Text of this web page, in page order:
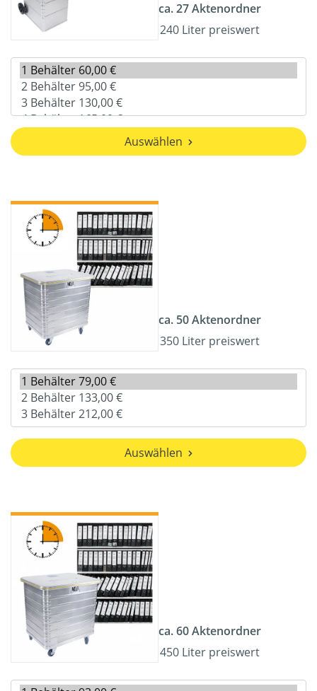
ca. 27 Aktenordner
240 Liter preiswert
Auswählen
ca. 50 Aktenordner
350 Liter preiswert
Auswählen
ca. 60 Aktenordner
450 Liter preiswert